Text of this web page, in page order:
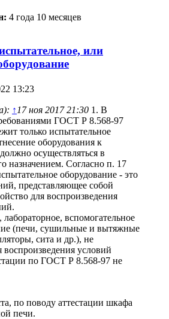
4 года 10 месяцев
или
13:23
↑ 17 ноя 2017 21:30 1. В
ГОСТ Р 8.568-97
только испытательное
оборудования к
осуществляться в
назначением. Согласно п. 17
оборудование - это
представляющее собой
для воспроизведения
лабораторное, вспомогательное
(печи, сушильные и вытяжные
сита и др.), не
воспроизведения условий
по ГОСТ Р 8.568-97 не
по поводу аттестации шкафа
печи.